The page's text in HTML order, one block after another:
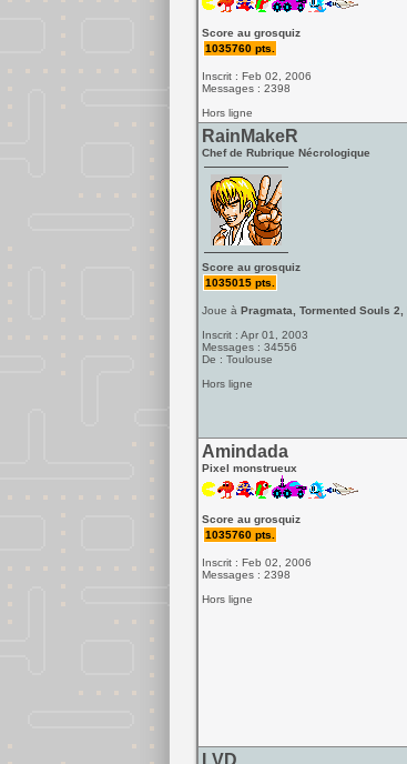
Score au grosquiz
1035760 pts.
Inscrit : Feb 02, 2006
Messages : 2398
Hors ligne
RainMakeR
Chef de Rubrique Nécrologique
Score au grosquiz
1035015 pts.
Joue à Pragmata, Tormented Souls 2,
Inscrit : Apr 01, 2003
Messages : 34556
De : Toulouse
Hors ligne
Amindada
Pixel monstrueux
Score au grosquiz
1035760 pts.
Inscrit : Feb 02, 2006
Messages : 2398
Hors ligne
LVD